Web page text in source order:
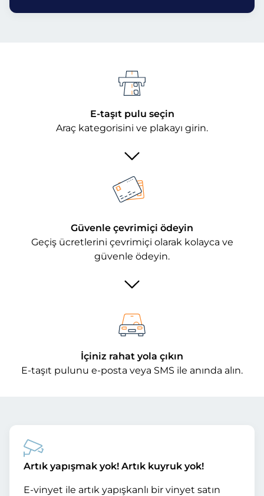
E-taşıt pulu seçin
Araç kategorisini ve plakayı girin.
Güvenle çevrimiçi ödeyin
Geçiş ücretlerini çevrimiçi olarak kolayca ve
güvenle ödeyin.
İçiniz rahat yola çıkın
E-taşıt pulunu e-posta veya SMS ile anında alın.
Artık yapışmak yok! Artık kuyruk yok!
E-vinyet ile artık yapışkanlı bir vinyet satın